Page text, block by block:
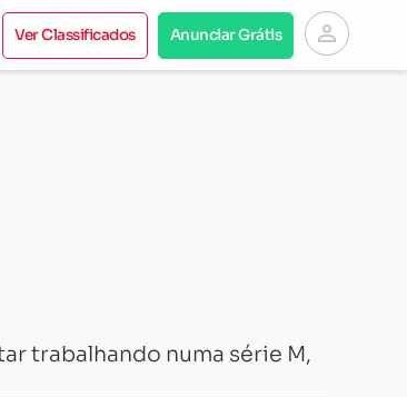
Ver Classificados Anunciar Grátis person
trabalhando numa série M,